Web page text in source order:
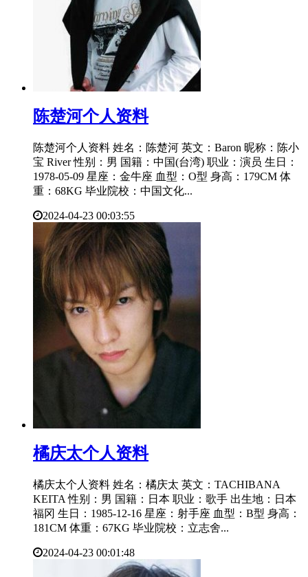
​陈楚河个人资料
陈楚河个人资料 姓名：陈楚河 英文：Baron 昵称：陈小
宝 River 性别：男 国籍：中国(台湾) 职业：演员 生日：
1978-05-09 星座：金牛座 血型：O型 身高：179CM 体
重：68KG 毕业院校：中国文化...
2024-04-23 00:03:55
​橘庆太个人资料
橘庆太个人资料 姓名：橘庆太 英文：TACHIBANA
KEITA 性别：男 国籍：日本 职业：歌手 出生地：日本
福冈 生日：1985-12-16 星座：射手座 血型：B型 身高：
181CM 体重：67KG 毕业院校：立志舍...
2024-04-23 00:01:48